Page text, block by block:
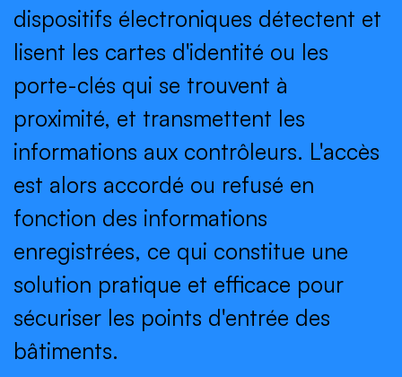
dispositifs électroniques détectent et
lisent les cartes d'identité ou les
porte-clés qui se trouvent à
proximité, et transmettent les
informations aux contrôleurs. L'accès
est alors accordé ou refusé en
fonction des informations
enregistrées, ce qui constitue une
solution pratique et efficace pour
sécuriser les points d'entrée des
bâtiments.